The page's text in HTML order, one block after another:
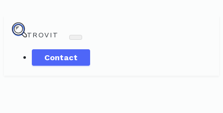
TROVIT
Contact